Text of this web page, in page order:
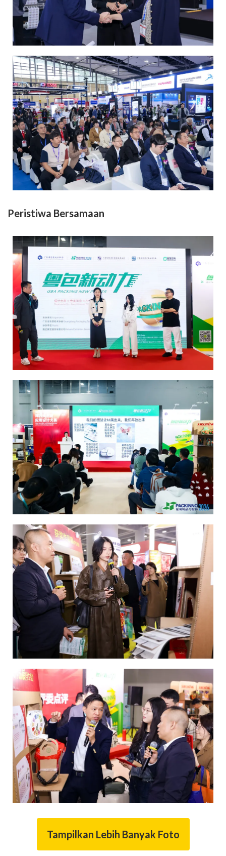
Peristiwa Bersamaan
Tampilkan Lebih Banyak Foto